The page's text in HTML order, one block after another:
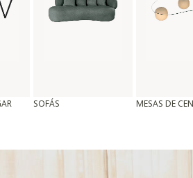
SOFÁS MESAS DE